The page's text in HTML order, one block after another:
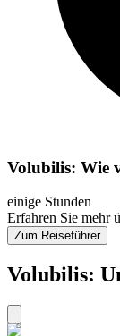
Volubilis: Wie
einige Stunden
Erfahren Sie mehr
Zum Reiseführer
Volubilis: